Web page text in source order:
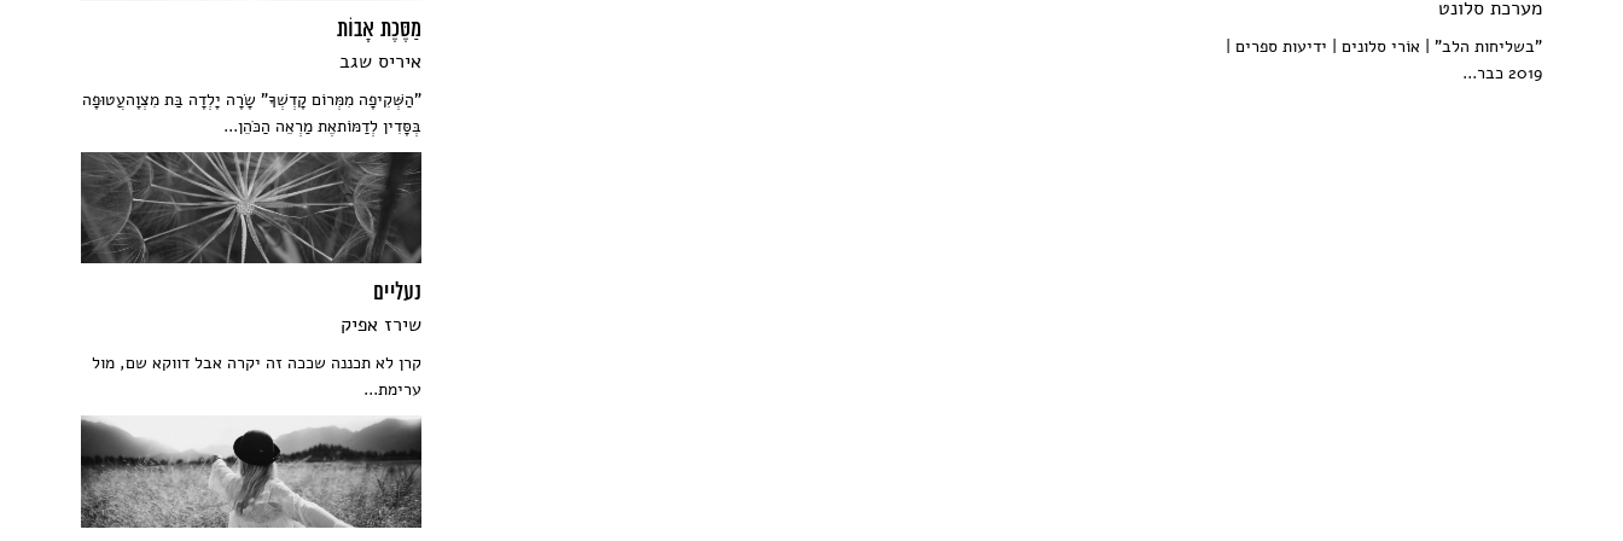
מַסֶּכֶת אָבוֹת
איריס שגב
"הַשְּׁקִיפָה מִמְּרוֹם קָדְשְׁךָ" שָׂרָה יָלְדָה בַּת מִצְוָהעֲטוּפָה
בְּסָּדִין לְדַמּוֹתאֶת מַרְאֵה הַכֹּהֵן...
נעליים
שירז אפיק
קרן לא תכננה שככה זה יקרה אבל דווקא שם, מול
ערימת...
מערכת סלונט
"בשליחות הלב" | אוֹרי סלונים | ידיעות ספרים |
2019 כבר...